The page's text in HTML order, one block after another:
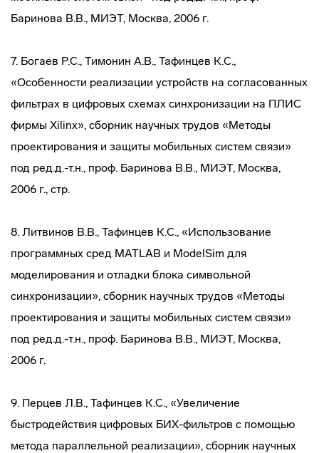
Баринова В.В., МИЭТ, Москва, 2006 г.
7. Богаев Р.С., Тимонин А.В., Тафинцев К.С.,
«Особенности реализации устройств на согласованных
фильтрах в цифровых схемах синхронизации на ПЛИС
фирмы Xilinx», сборник научных трудов «Методы
проектирования и защиты мобильных систем связи»
под ред.д.-т.н., проф. Баринова В.В., МИЭТ, Москва,
2006 г., стр.
8. Литвинов В.В., Тафинцев К.С., «Использование
программных сред MATLAB и ModelSim для
моделирования и отладки блока символьной
синхронизации», сборник научных трудов «Методы
проектирования и защиты мобильных систем связи»
под ред.д.-т.н., проф. Баринова В.В., МИЭТ, Москва,
2006 г.
9. Перцев Л.В., Тафинцев К.С., «Увеличение
быстродействия цифровых БИХ-фильтров с помощью
метода параллельной реализации», сборник научных